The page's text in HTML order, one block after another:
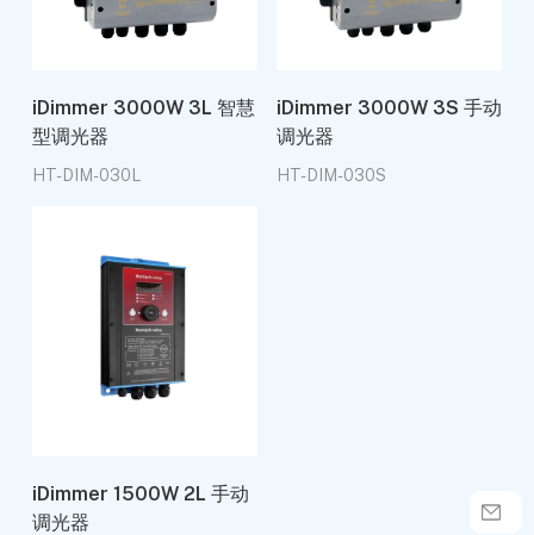
iDimmer 3000W 3L 智慧
型调光器
HT-DIM-030L
iDimmer 3000W 3S 手动
调光器
HT-DIM-030S
iDimmer 1500W 2L 手动
调光器